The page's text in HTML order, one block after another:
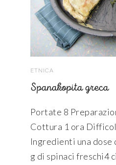
ETNICA
Spanakopita greca
Portate 8
Cottura 1 ora
Ingredienti una
g di spinaci freschi4